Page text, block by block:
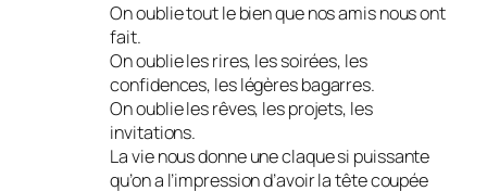
On oublie tout le bien que nos amis nous ont
fait.
On oublie les rires, les soirées, les
confidences, les légères bagarres.
On oublie les rêves, les projets, les
invitations.
La vie nous donne une claque si puissante
qu’on a l’impression d’avoir la tête coupée